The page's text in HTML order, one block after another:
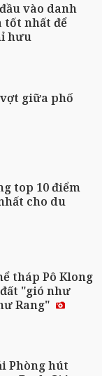
vào danh
tốt nhất để
hưu
giữa phố
top 10 điểm
cho du
tháp Pô Klong
"gió như
Rang"
Phòng hút